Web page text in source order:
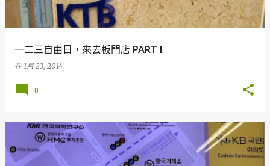
一二三自由日，來去板門店 PART I
在1月 23, 2014
0